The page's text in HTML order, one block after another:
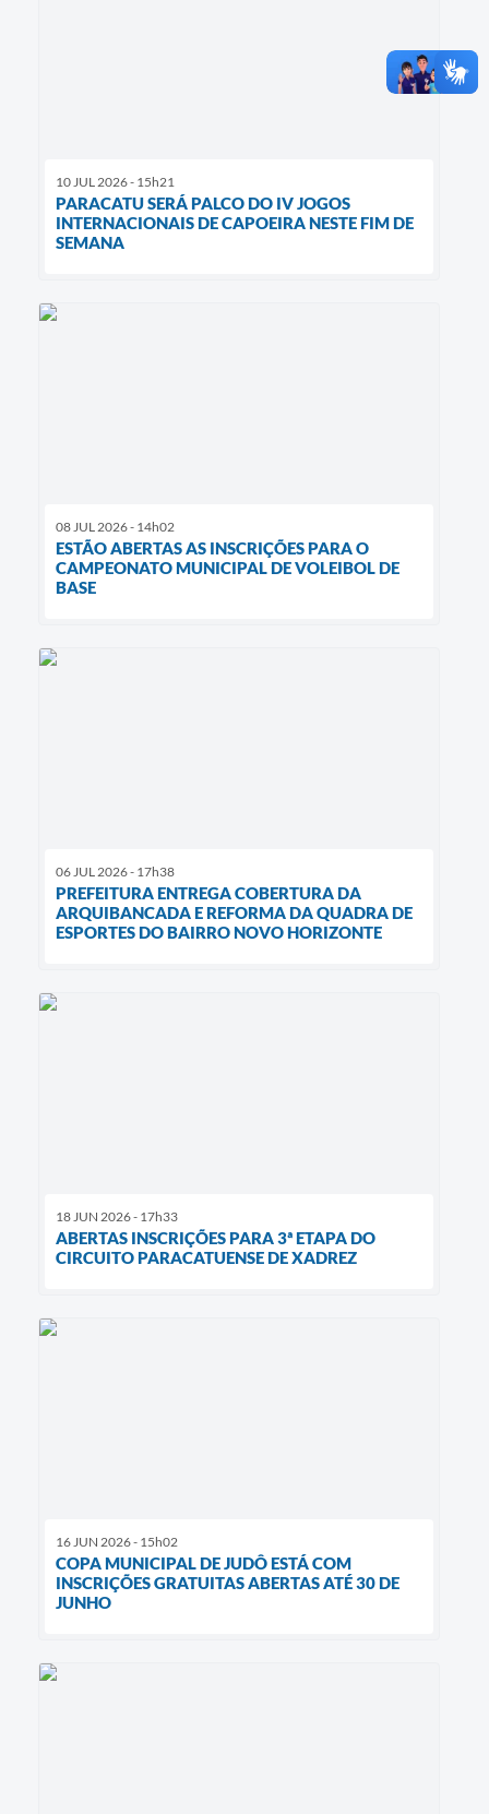
10 JUL 2026 - 15h21
PARACATU SERÁ PALCO DO IV JOGOS
INTERNACIONAIS DE CAPOEIRA NESTE FIM DE
SEMANA
08 JUL 2026 - 14h02
ESTÃO ABERTAS AS INSCRIÇÕES PARA O
CAMPEONATO MUNICIPAL DE VOLEIBOL DE
BASE
06 JUL 2026 - 17h38
PREFEITURA ENTREGA COBERTURA DA
ARQUIBANCADA E REFORMA DA QUADRA DE
ESPORTES DO BAIRRO NOVO HORIZONTE
18 JUN 2026 - 17h33
ABERTAS INSCRIÇÕES PARA 3ª ETAPA DO
CIRCUITO PARACATUENSE DE XADREZ
16 JUN 2026 - 15h02
COPA MUNICIPAL DE JUDÔ ESTÁ COM
INSCRIÇÕES GRATUITAS ABERTAS ATÉ 30 DE
JUNHO